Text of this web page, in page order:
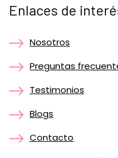
Enlaces de
Nosotros
Preguntas
Testimonios
Blogs
Contacto